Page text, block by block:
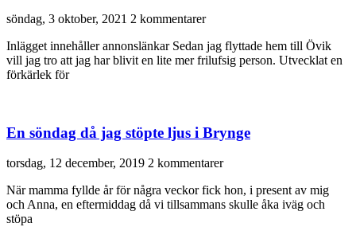
söndag, 3 oktober, 2021 2 kommentarer
Inlägget innehåller annonslänkar Sedan jag flyttade hem till Övik
vill jag tro att jag har blivit en lite mer frilufsig person. Utvecklat en
förkärlek för
En söndag då jag stöpte ljus i Brynge
torsdag, 12 december, 2019 2 kommentarer
När mamma fyllde år för några veckor fick hon, i present av mig
och Anna, en eftermiddag då vi tillsammans skulle åka iväg och
stöpa